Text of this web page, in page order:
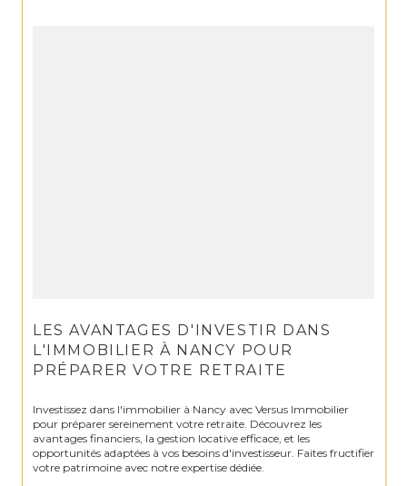
LES AVANTAGES D'INVESTIR DANS
L'IMMOBILIER À NANCY POUR
PRÉPARER VOTRE RETRAITE
Investissez dans l'immobilier à Nancy avec Versus Immobilier
pour préparer sereinement votre retraite. Découvrez les
avantages financiers, la gestion locative efficace, et les
opportunités adaptées à vos besoins d'investisseur. Faites fructifier
votre patrimoine avec notre expertise dédiée.